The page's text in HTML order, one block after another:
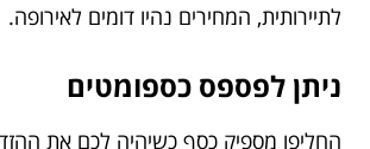
לתיירותית, המחירים נהיו דומים לאירופה.
ניתן לפספס כספומטים
החליפו מספיק כסף כשיהיה לכם את